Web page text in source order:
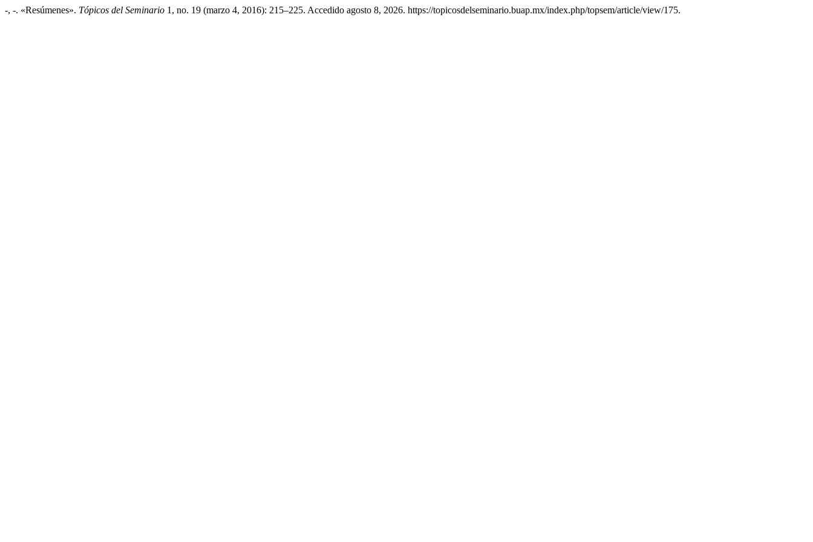
-, -. «Resúmenes». Tópicos del Seminario 1, no. 19 (marzo 4, 2016): 215–225. Accedido agosto 8, 2026. https://topicosdelseminario.buap.mx/index.php/topsem/article/view/175.